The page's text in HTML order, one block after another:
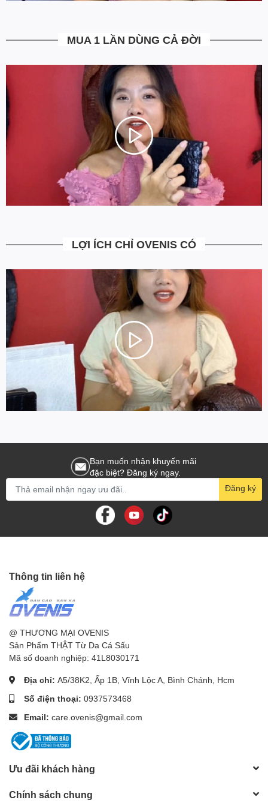
5. Miễn Phí Giao Hàng không?
tận nhà miễn phí. Giá bạn thấy trên website là tất cả những gì
từ 0đ.
6. Vì sao cam kết Giá Tốt Nhất?
Chúng tôi chọn cách tối ưu chi phí như không phân phối qua
trung gian, không cửa hàng để giảm chi phí vận hành (hàng sản
xuất từ xưởng đóng gói và vận chuyển trực tiếp tới tay người sử
dụng). Tập trung vào cải thiện chất lượng sản phẩm và nâng cao
dịch vụ chăm sóc khách hàng.
MUA 1 LẦN DÙNG CẢ ĐỜI
LỢI ÍCH CHỈ OVENIS CÓ
Bạn muốn nhận khuyến mãi
đặc biệt? Đăng ký ngay.
Đăng ký
Thông tin liên hệ
@ THƯƠNG MẠI OVENIS
Sản Phẩm THẬT Từ Da Cá Sấu
Mã số doanh nghiệp: 41L8030171
Địa chỉ: A5/38K2, Ấp 1B, Vĩnh Lộc A, Bình Chánh, Hcm
Số điện thoại: 0937573468
Email: care.ovenis@gmail.com
Ưu đãi khách hàng
Chính sách chung